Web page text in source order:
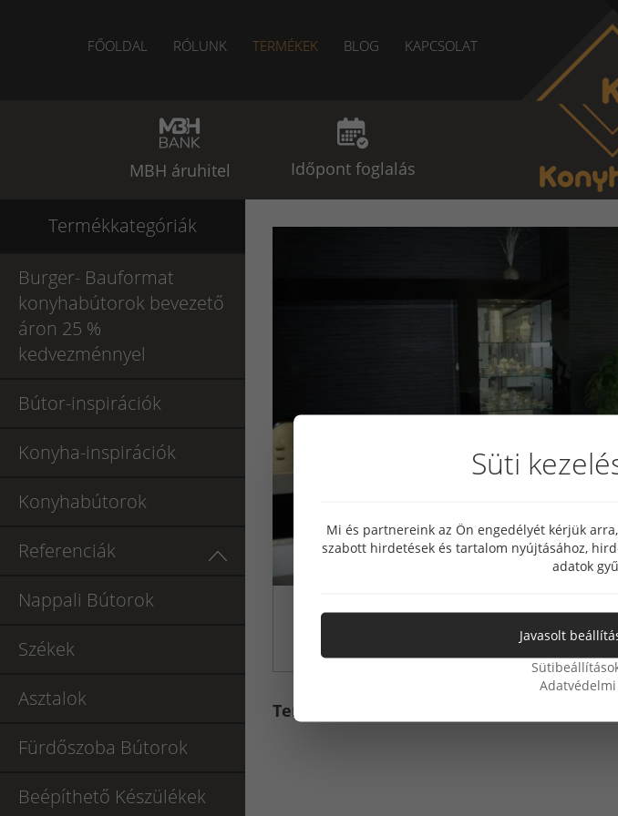
FŐOLDAL RÓLUNK TERMÉKEK BLOG KAPCSOLAT
MBH áruhitel Időpont foglalás
Termékkategóriák
Burger- Bauformat
konyhabútorok bevezető
áron 25 %
kedvezménnyel
Bútor-inspirációk
Konyha-inspirációk
Konyhabútorok
Referenciák
Nappali Bútorok
Székek
Asztalok
Fürdőszoba Bútorok
Beépíthető Készülékek
Termék címkék:
Süti
Mi és partnereink az Ön engedélyét kérjük
szabott hirdetések és tartalom nyújtásához,
adatok
Javasolt